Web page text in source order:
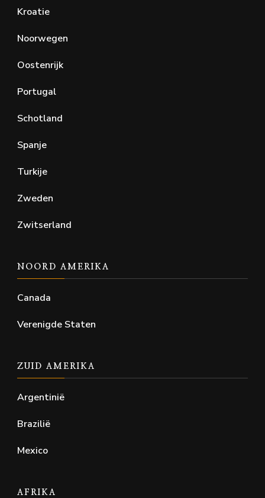
Kroatie
Noorwegen
Oostenrijk
Portugal
Schotland
Spanje
Turkije
Zweden
Zwitserland
NOORD AMERIKA
Canada
Verenigde Staten
ZUID AMERIKA
Argentinië
Brazilië
Mexico
AFRIKA